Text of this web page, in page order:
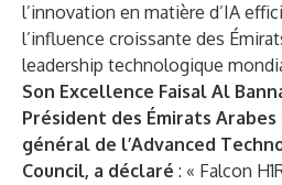
l’innovation en matière d’IA
l’influence croissante des
leadership technologique
Son Excellence Faisal Al
Président des Émirats
général de l’Advanced
Council, a déclaré : « Falcon